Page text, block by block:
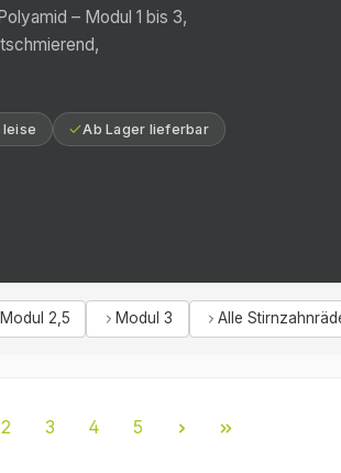
– Modul 1 bis 3,
leise Ab Lager lieferbar
Modul 2,5 Modul 3 Alle
Seite
2 Seite
3 Seite
4 Seite
5